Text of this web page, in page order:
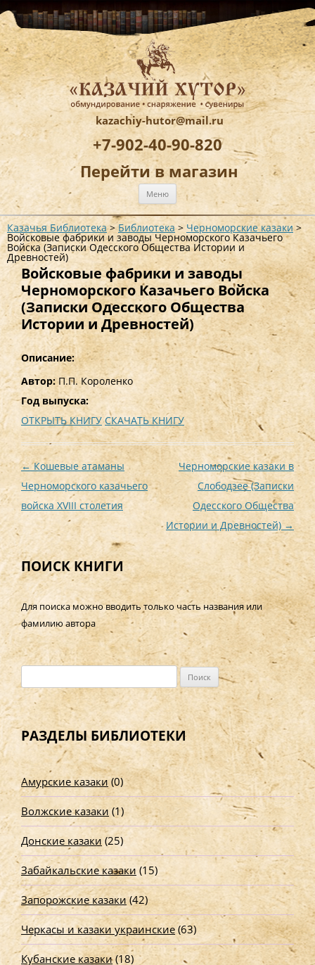
kazachiy-hutor@mail.ru
+7-902-40-90-820
Перейти в магазин
Меню Перейти
к
содержимому
Казачья Библиотека>Библиотека> Черноморские казаки>
Войсковые фабрики и заводы Черноморского Казачьего
Войска (Записки Одесского Общества Истории и
Древностей)
Войсковые фабрики и заводы
Черноморского Казачьего Войска
(Записки Одесского Общества
Истории и Древностей)
Описание:
Автор: П.П. Короленко
Год выпуска:
ОТКРЫТЬ КНИГУ СКАЧАТЬ КНИГУ
Навигация
по
записям
←Кошевые атаманы
Черноморского казачьего
войска XVIII столетия
Черноморские казаки в
Слободзее (Записки
Одесского Общества
Истории и Древностей)→
ПОИСК КНИГИ
Для поиска можно вводить только часть названия или
фамилию автора
а
й
т
и
:
РАЗДЕЛЫ БИБЛИОТЕКИ
Амурские казаки(0)
Волжские казаки (1)
Донские казаки (25)
Забайкальские казаки (15)
Запорожские казаки(42)
Черкасы и казаки украинские (63)
Кубанские казаки(18)